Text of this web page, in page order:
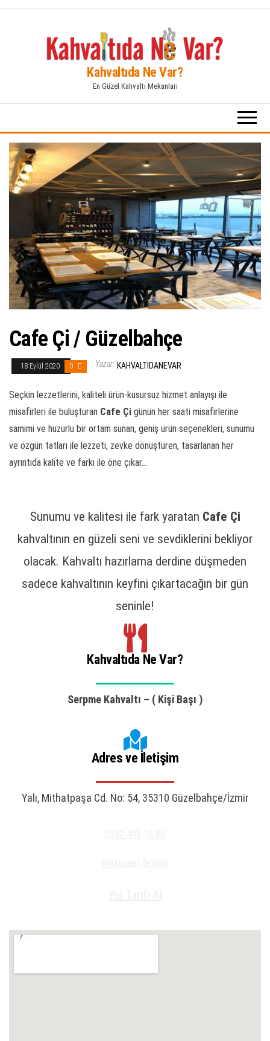
Kahvaltıda Ne Var?
En Güzel Kahvaltı Mekanları
Cafe Çi / Güzelbahçe
18 Eylül 2020 0 Yazar: KAHVALTIDANEVAR
Seçkin lezzetlerini, kaliteli ürün-kusursuz hizmet anlayışı ile
misafirleri ile buluşturan Cafe Çi günün her saati misafirlerine
samimi ve huzurlu bir ortam sunan, geniş ürün seçenekleri, sunumu
ve özgün tatları ile lezzeti, zevke dönüştüren, tasarlanan her
ayrıntıda kalite ve farkı ile öne çıkar…
Sunumu ve kalitesi ile fark yaratan Cafe Çi
kahvaltının en güzeli seni ve sevdiklerini bekliyor
olacak. Kahvaltı hazırlama derdine düşmeden
sadece kahvaltının keyfini çıkartacağın bir gün
seninle!
Kahvaltıda Ne Var?
Serpme Kahvaltı – ( Kişi Başı )
Adres ve İletişim
Yalı, Mithatpaşa Cd. No: 54, 35310 Güzelbahçe/İzmir